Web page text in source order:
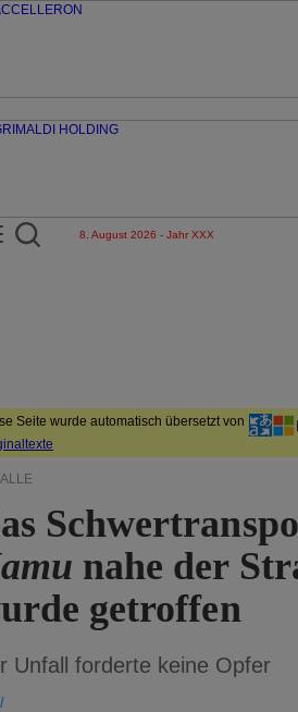
8. August 2026 - Jahr XXX
Seite wurde automatisch übersetzt von
nahe der
getroffen
Unfall forderte keine Opfer